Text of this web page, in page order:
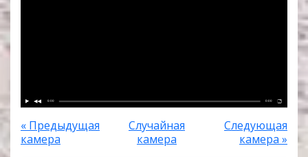
0:00 0:00
« Предыдущая
камера
Случайная
камера
Следующая
камера »